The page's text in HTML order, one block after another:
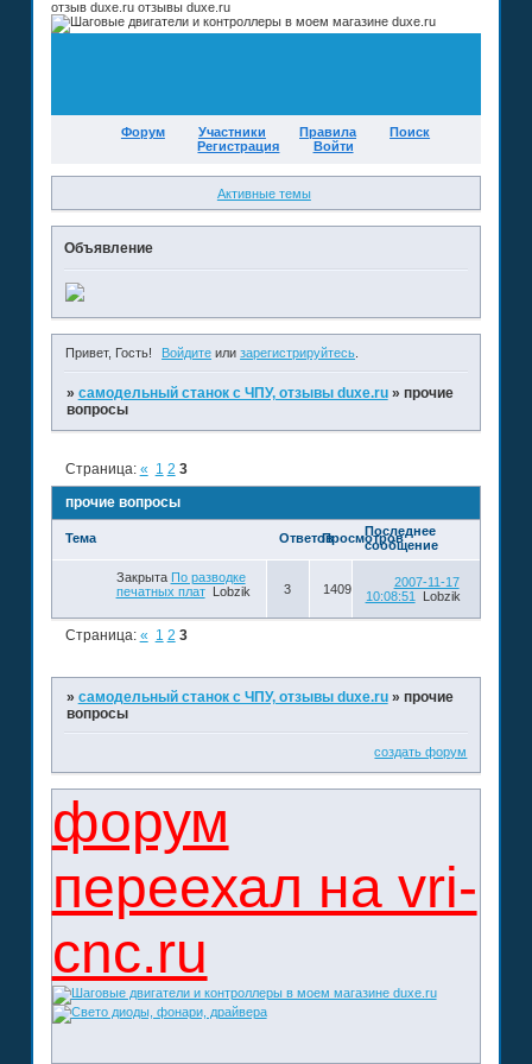
отзыв duxe.ru отзывы duxe.ru
Форум Участники Правила
Поиск
Регистрация
Войти
Активные темы
Объявление
Привет, Гость! Войдите илизарегистрируйтесь
» самодельный станок с ЧПУ, отзывы duxe.ru » прочие
вопросы
прочие вопросы
Страница: « 1 2 3
Тема ОтветовПросмотров
Последнее
сообщение
Закрыта По разводке
печатных плат
Lobzik 3 1409
2007-11-17
10:08:51
Lobzik
Страница: « 1 2 3
» самодельный станок с ЧПУ, отзывы duxe.ru » прочие
вопросы
создать форум
форум
переехал на vri-
cnc.ru